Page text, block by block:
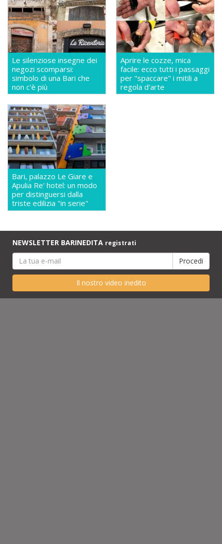
Le silenziose insegne dei
negozi scomparsi:
simbolo di una Bari che
non c'è più
Aprire le cozze, mica
facile: ecco tutti i passaggi
per "spaccare" i mitili a
regola d'arte
Bari, palazzo Le Giare e
Apulia Re' hotel: un modo
per distinguersi dalla
triste edilizia "in serie"
NEWSLETTER BARINEDITA registrati
Il nostro video inedito